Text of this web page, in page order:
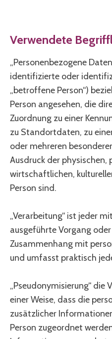
Verwendete
„Personenbezogene
identifizierte oder
„betroffene Person“)
Person angesehen, die
Zuordnung zu einer
zu Standortdaten, zu
oder mehreren
Ausdruck der physischen,
wirtschaftlichen,
Person sind.
„Verarbeitung“ ist jeder
ausgeführte Vorgang
Zusammenhang mit
und umfasst praktisch
„Pseudonymisierung“ die
einer Weise, dass die
zusätzlicher
Person zugeordnet